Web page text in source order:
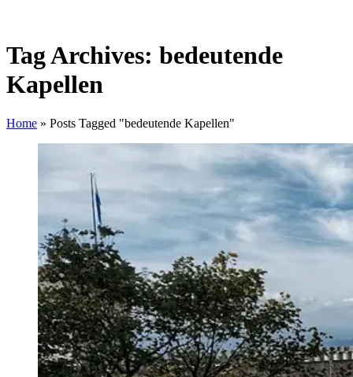
Tag Archives: bedeutende
Kapellen
Home » Posts Tagged "bedeutende Kapellen"